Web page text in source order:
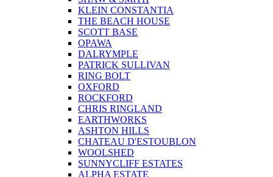
KLEIN CONSTANTIA
THE BEACH HOUSE
SCOTT BASE
OPAWA
DALRYMPLE
PATRICK SULLIVAN
RING BOLT
OXFORD
ROCKFORD
CHRIS RINGLAND
EARTHWORKS
ASHTON HILLS
CHATEAU D'ESTOUBLON
WOOLSHED
SUNNYCLIFF ESTATES
ALPHA ESTATE